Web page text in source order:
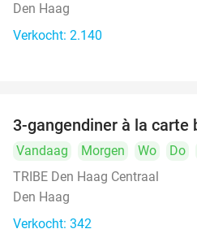
Den Haag
Verkocht: 2.140
3-gangendiner à la carte
Vandaag Morgen Wo Do
TRIBE Den Haag Centraal
Den Haag
Verkocht: 342